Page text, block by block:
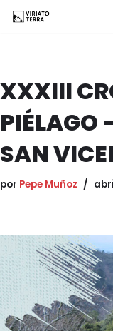
XXXIII
PIÉLAGO
SAN
por Pepe Muñoz